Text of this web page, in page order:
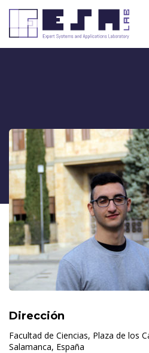
Dirección
Facultad de Ciencias, Plaza de los
Salamanca, España